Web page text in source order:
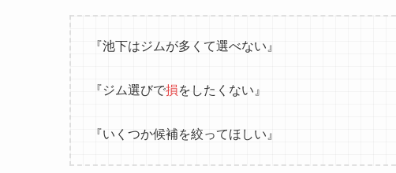
『池下はジムが多くて選べない』
『ジム選びで損をしたくない』
『いくつか候補を絞ってほしい』